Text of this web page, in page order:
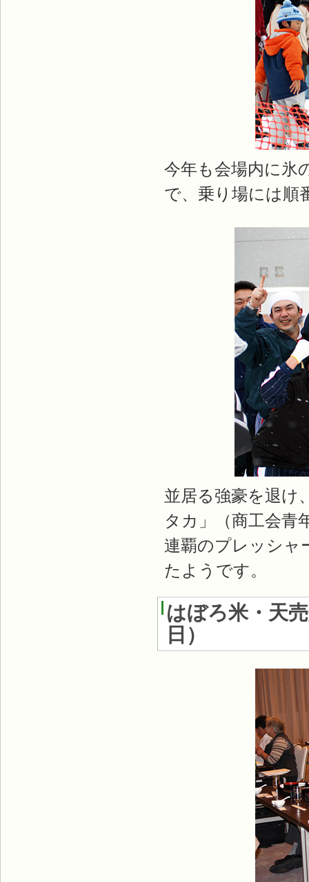
今年も会場内に氷
で、乗り場には順
並居る強豪を退け
タカ」（商工会青
連覇のプレッシャ
たようです。
はぼろ米・天
日 ）